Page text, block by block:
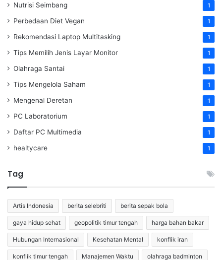
Nutrisi Seimbang 1
Perbedaan Diet Vegan 1
Rekomendasi Laptop Multitasking 1
Tips Memilih Jenis Layar Monitor 1
Olahraga Santai 1
Tips Mengelola Saham 1
Mengenal Deretan 1
PC Laboratorium 1
Daftar PC Multimedia 1
healtycare 1
Tag
Artis Indonesia berita selebriti berita sepak bola
gaya hidup sehat geopolitik timur tengah harga bahan bakar
Hubungan Internasional Kesehatan Mental konflik iran
konflik timur tengah Manajemen Waktu olahraga badminton